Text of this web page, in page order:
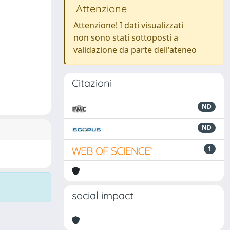
Attenzione
Attenzione! I dati visualizzati
non sono stati sottoposti a
validazione da parte dell'ateneo
Citazioni
ND
ND
1
social impact